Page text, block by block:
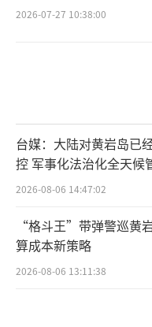
其身，只有坚持共
2026-07-27 10:38:00
台媒：大陆对黄岩岛已
控 军事化法治化全天候
2026-08-06 14:47:02
“格斗王”带弹警巡黄
算成本新策略
2026-08-06 13:11:38